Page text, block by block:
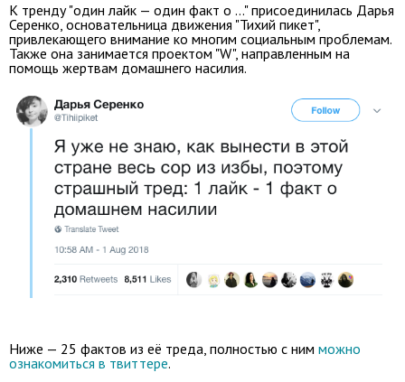
К тренду "один лайк — один факт о ..." присоединилась Дарья
Серенко, основательница движения "Тихий пикет",
привлекающего внимание ко многим социальным проблемам.
Также она занимается проектом "W", направленным на
помощь жертвам домашнего насилия.
Ниже — 25 фактов из её треда, полностью с ним можно
ознакомиться в твиттере.